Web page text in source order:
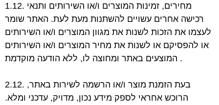
1.12. מחירים, זמינות המוצרים ו/או השירותים ותנאי
רכישה אחרים עשויים להשתנות מעת לעת. האתר שומר
לעצמו את הזכות לשנות את מגוון המוצרים ו/או השירותים
או להפסיקם או לשנות את מחיר המוצרים ו/או השירותים
המוצעים באתר ומחוצה לו, ללא הודעה מוקדמת .
2.12. בעת הזמנת מוצר ו/או הרשמה לשירות באתר,
הרוכש אחראי לספק מידע נכון, מדויק, עדכני ומלא.